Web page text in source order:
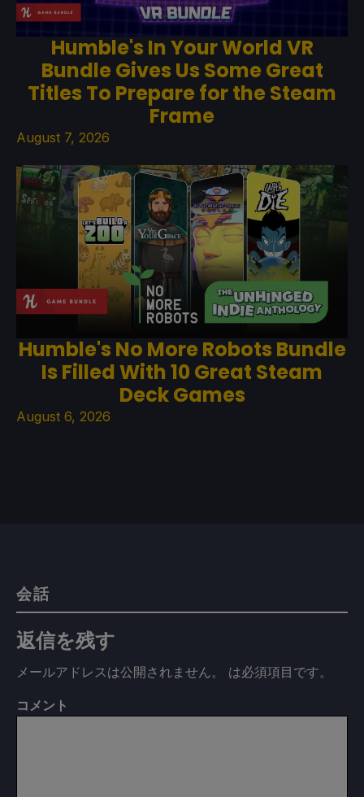
Humble's In Your World VR
Bundle Gives Us Some Great
Titles To Prepare for the Steam
Frame
August 7, 2026
Humble's No More Robots Bundle
Is Filled With 10 Great Steam
Deck Games
August 6, 2026
会話
返信を残す
メールアドレスは公開されません。 は必須項目です。
コメント